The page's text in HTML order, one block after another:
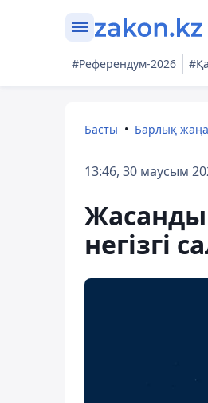
#Референдум-2026
Басты Барлық
13:46, 30 маусым
Жасанды
негізгі